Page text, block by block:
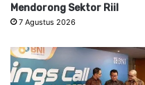
Mendorong Sektor Riil
7 Agustus 2026